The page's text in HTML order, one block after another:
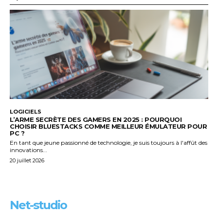
LOGICIELS
L’ARME SECRÈTE DES GAMERS EN 2025 : POURQUOI
CHOISIR BLUESTACKS COMME MEILLEUR ÉMULATEUR POUR
PC ?
En tant que jeune passionné de technologie, je suis toujours à l'affût des
innovations...
20 juillet 2026
Net-studio